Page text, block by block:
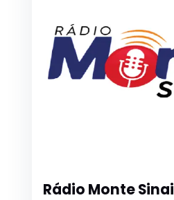
Rádio Monte Sinai